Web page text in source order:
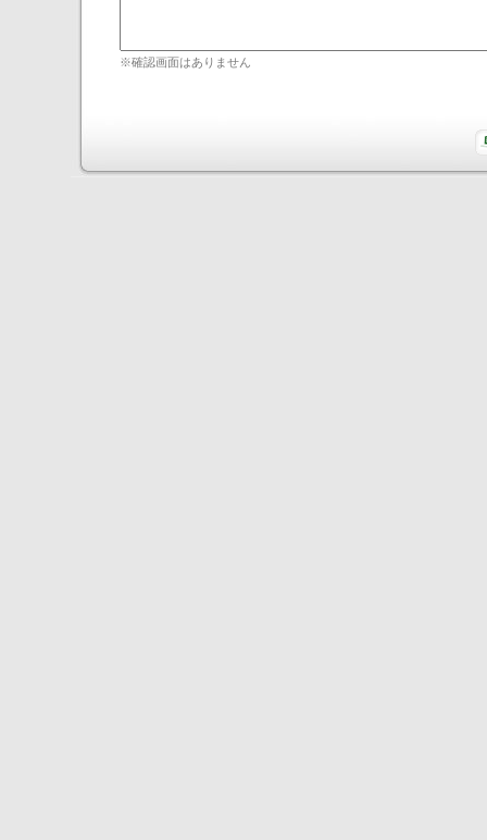
※確認画面はありません